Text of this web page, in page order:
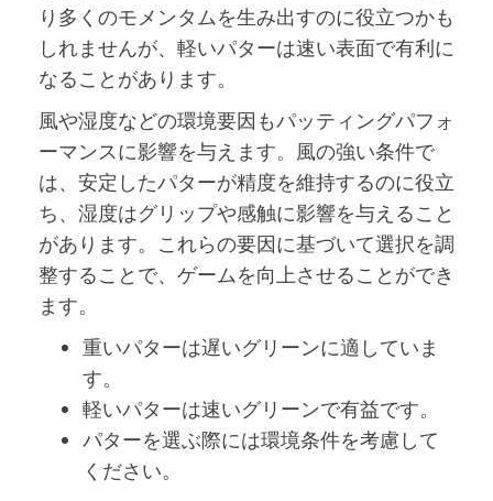
り多くのモメンタムを生み出すのに役立つかも
しれませんが、軽いパターは速い表面で有利に
なることがあります。
風や湿度などの環境要因もパッティングパフォ
ーマンスに影響を与えます。風の強い条件で
は、安定したパターが精度を維持するのに役立
ち、湿度はグリップや感触に影響を与えること
があります。これらの要因に基づいて選択を調
整することで、ゲームを向上させることができ
ます。
重いパターは遅いグリーンに適していま
す。
軽いパターは速いグリーンで有益です。
パターを選ぶ際には環境条件を考慮して
ください。